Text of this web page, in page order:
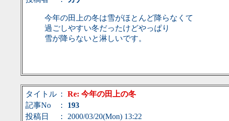
今年の田上の冬は雪がほとんど降らなくて
過ごしやすい冬だったけどやっぱり
雪が降らないと淋しいです。
タイトル ： Re: 今年の田上の冬
記事No
： 193
投稿日
： 2000/03/20(Mon) 13:22